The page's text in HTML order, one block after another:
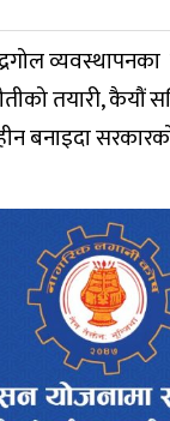
तयारी, कैयौं
बनाइदा